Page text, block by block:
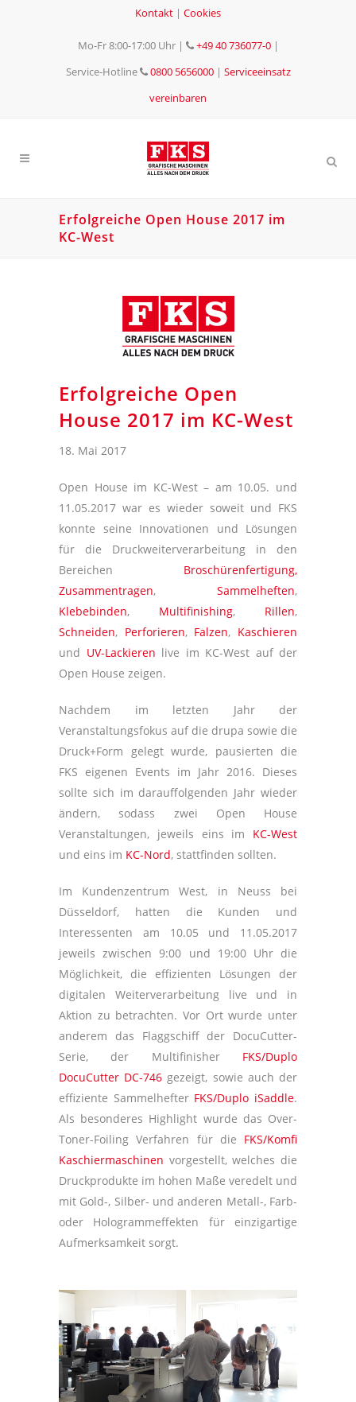
Kontakt | Cookies
Mo-Fr 8:00-17:00 Uhr| +49 40 736077-0|
Service-Hotline
0800 5656000| Serviceeinsatz
vereinbaren
Erfolgreiche Open House 2017 im
KC-West
Erfolgreiche Open
House 2017 im KC-West
18. Mai 2017
Open House im KC-West – am 10.05. und
11.05.2017 war es wieder soweit und FKS
konnte seine Innovationen und Lösungen
für die Druckweiterverarbeitung in den
Bereichen Broschürenfertigung,
Zusammentragen, Sammelheften,
Klebebinden, Multifinishing, Rillen,
Schneiden, Perforieren, Falzen, Kaschieren
und UV-Lackieren live im KC-West auf der
Open House zeigen.
Nachdem im letzten Jahr der
Veranstaltungsfokus auf die drupa sowie die
Druck+Form gelegt wurde, pausierten die
FKS eigenen Events im Jahr 2016. Dieses
sollte sich im darauffolgenden Jahr wieder
ändern, sodass zwei Open House
Veranstaltungen, jeweils eins im KC-West
und eins im KC-Nord, stattfinden sollten.
Im Kundenzentrum West, in Neuss bei
Düsseldorf, hatten die Kunden und
Interessenten am 10.05 und 11.05.2017
jeweils zwischen 9:00 und 19:00 Uhr die
Möglichkeit, die effizienten Lösungen der
digitalen Weiterverarbeitung live und in
Aktion zu betrachten. Vor Ort wurde unter
anderem das Flaggschiff der DocuCutter-
Serie, der Multifinisher FKS/Duplo
DocuCutter DC-746 gezeigt, sowie auch der
effiziente Sammelhefter FKS/Duplo iSaddle.
Als besonderes Highlight wurde das Over-
Toner-Foiling Verfahren für die FKS/Komfi
Kaschiermaschinen vorgestellt, welches die
Druckprodukte im hohen Maße veredelt und
mit Gold-, Silber- und anderen Metall-, Farb-
oder Hologrammeffekten für einzigartige
Aufmerksamkeit sorgt.